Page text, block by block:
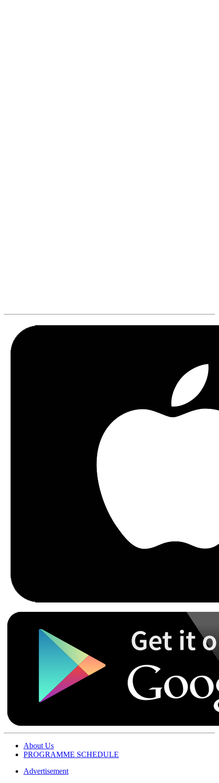
About Us
PROGRAMME SCHEDULE
Advertisement